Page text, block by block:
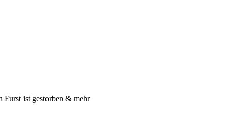
Furst ist gestorben & mehr